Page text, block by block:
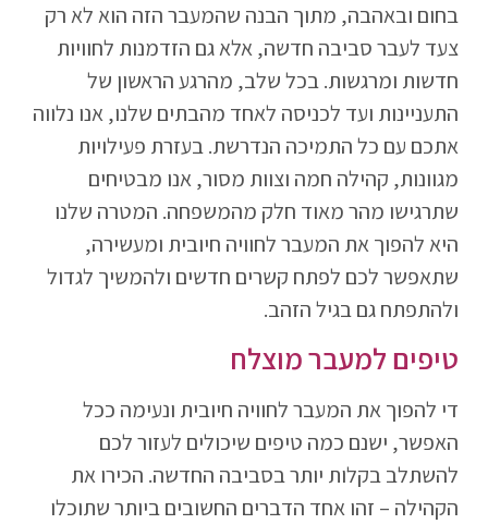
בחום ובאהבה, מתוך הבנה שהמעבר הזה הוא לא רק
צעד לעבר סביבה חדשה, אלא גם הזדמנות לחוויות
חדשות ומרגשות. בכל שלב, מהרגע הראשון של
התעניינות ועד לכניסה לאחד מהבתים שלנו, אנו נלווה
אתכם עם כל התמיכה הנדרשת. בעזרת פעילויות
מגוונות, קהילה חמה וצוות מסור, אנו מבטיחים
שתרגישו מהר מאוד חלק מהמשפחה. המטרה שלנו
היא להפוך את המעבר לחוויה חיובית ומעשירה,
שתאפשר לכם לפתח קשרים חדשים ולהמשיך לגדול
ולהתפתח גם בגיל הזהב.
טיפים למעבר מוצלח
די להפוך את המעבר לחוויה חיובית ונעימה ככל
האפשר, ישנם כמה טיפים שיכולים לעזור לכם
להשתלב בקלות יותר בסביבה החדשה. הכירו את
הקהילה – זהו אחד הדברים החשובים ביותר שתוכלו